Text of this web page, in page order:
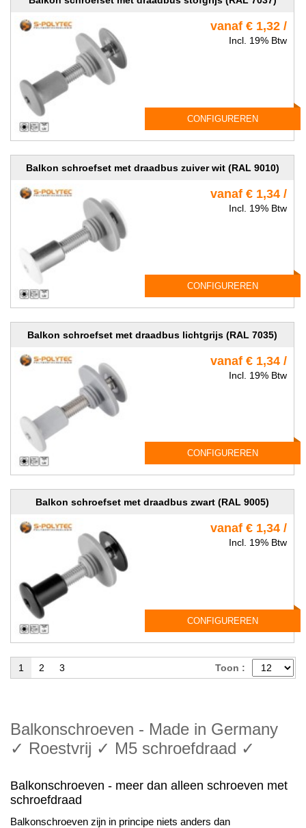
vanaf € 1,32 /
Incl. 19% Btw
CONFIGUREREN
Balkon schroefset met draadbus zuiver wit (RAL 9010)
vanaf € 1,34 /
Incl. 19% Btw
CONFIGUREREN
Balkon schroefset met draadbus lichtgrijs (RAL 7035)
vanaf € 1,34 /
Incl. 19% Btw
CONFIGUREREN
Balkon schroefset met draadbus zwart (RAL 9005)
vanaf € 1,34 /
Incl. 19% Btw
CONFIGUREREN
Toon :
1 2 3
Balkonschroeven - Made in Germany
✓ Roestvrij ✓ M5 schroefdraad ✓
Balkonschroeven - meer dan alleen schroeven met
schroefdraad
Balkonschroeven zijn in principe niets anders dan